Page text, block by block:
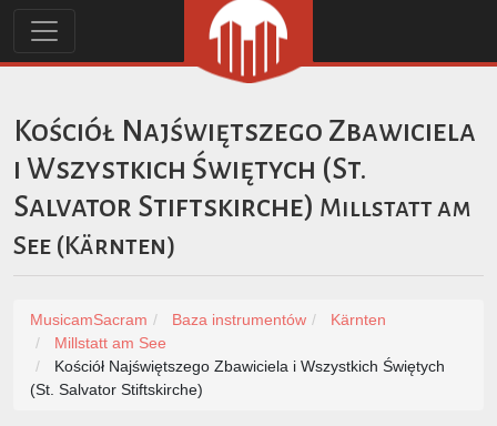
Kościół Najświętszego Zbawiciela
i Wszystkich Świętych (St.
Salvator Stiftskirche) Millstatt am
See (Kärnten)
MusicamSacram Baza instrumentów
Kärnten
Millstatt am See
Kościół Najświętszego Zbawiciela i Wszystkich Świętych
(St. Salvator Stiftskirche)